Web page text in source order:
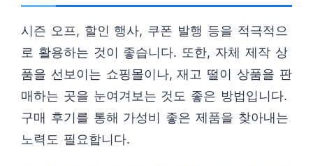
시즌 오프, 할인 행사, 쿠폰 발행 등을 적극적으
로 활용하는 것이 좋습니다. 또한, 자체 제작 상
품을 선보이는 쇼핑몰이나, 재고 떨이 상품을 판
매하는 곳을 눈여겨보는 것도 좋은 방법입니다.
구매 후기를 통해 가성비 좋은 제품을 찾아내는
노력도 필요합니다.